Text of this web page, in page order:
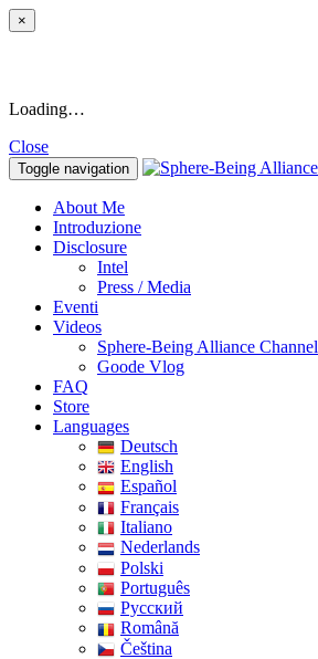
×
Loading…
Close
Toggle navigation
About Me
Introduzione
Disclosure
Intel
Press / Media
Eventi
Videos
Sphere-Being Alliance Channel
Goode Vlog
FAQ
Store
Languages
Deutsch
English
Español
Français
Italiano
Nederlands
Polski
Português
Pусский
Română
Čeština